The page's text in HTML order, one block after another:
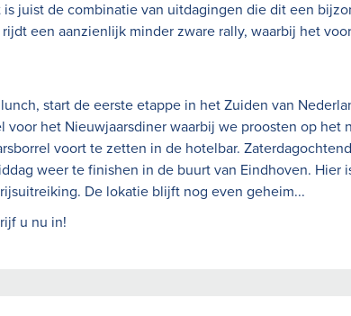
juist de combinatie van uitdagingen die dit een
een aanzienlijk minder zware rally, waarbij het
start de eerste etappe in het Zuiden van
het Nieuwjaarsdiner waarbij we proosten op het
voort te zetten in de hotelbar.
weer te finishen in de buurt van Eindhoven. Hier
De lokatie blijft nog even geheim...
u nu in!